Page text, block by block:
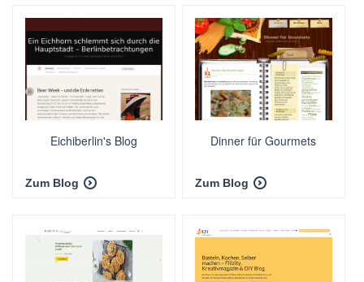
Eichiberlin's Blog
Zum Blog
Dinner für Gourmets
Zum Blog